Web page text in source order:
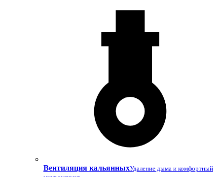
Вентиляция кальянныхУдаление дыма и комфортный